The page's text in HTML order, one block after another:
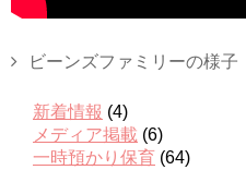
ビーンズファミリーの様子
新着情報 (4)
メディア掲載 (6)
一時預かり保育 (64)